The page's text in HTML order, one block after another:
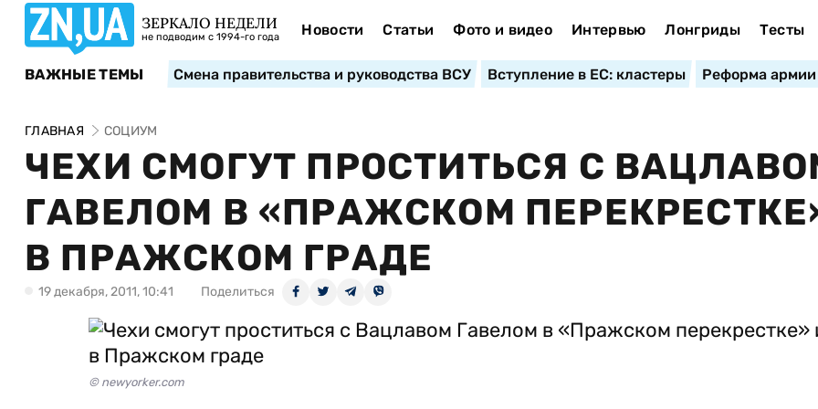
ЗЕРКАЛО НЕДЕЛИ
не подводим с 1994-го года Новости Статьи Фото и видео Интервью Лонгриды Тесты
ВАЖНЫЕ ТЕМЫ Смена правительства и руководства ВСУ Вступление в ЕС: кластеры Реформа армии
ГЛАВНАЯ СОЦИУМ
ЧЕХИ СМОГУТ ПРОСТИТЬСЯ С
ГАВЕЛОМ В «ПРАЖСКОМ
В ПРАЖСКОМ ГРАДЕ
19 декабря, 2011, 10:41 Поделиться
© newyorker.com